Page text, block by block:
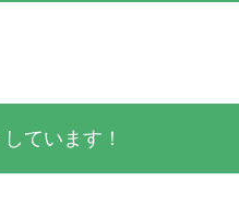
ています！